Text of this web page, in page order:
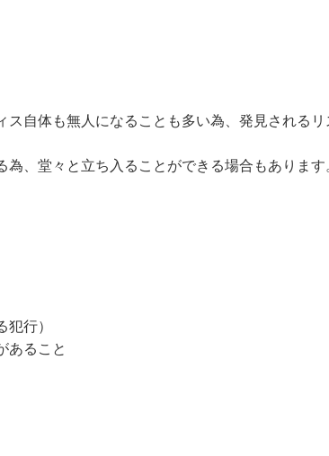
自体も無人になることも多い為、発見されるリ
、堂々と立ち入ることができる場合もあります
行）
あること